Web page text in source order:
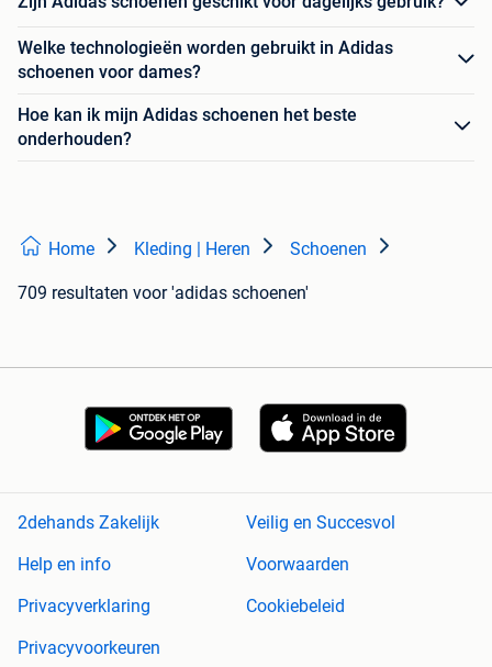
Welke technologieën worden gebruikt in Adidas
schoenen voor dames?
Hoe kan ik mijn Adidas schoenen het beste
onderhouden?
Home Kleding | Heren Schoenen
709 resultaten voor 'adidas schoenen'
2dehands Zakelijk
Veilig en Succesvol
Help en info
Voorwaarden
Privacyverklaring
Cookiebeleid
Privacyvoorkeuren